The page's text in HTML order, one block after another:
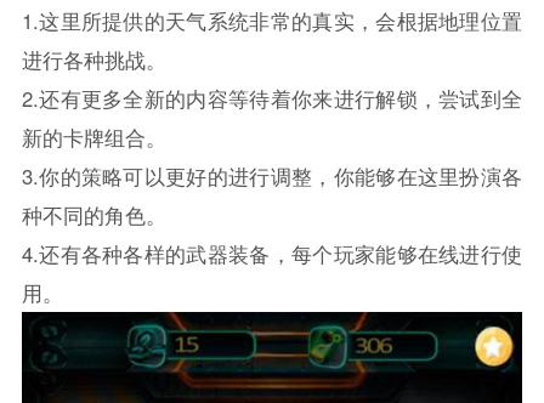
1.这里所提供的天气系统非常的真实，会根据地理位置
进行各种挑战。
2.还有更多全新的内容等待着你来进行解锁，尝试到全
新的卡牌组合。
3.你的策略可以更好的进行调整，你能够在这里扮演各
种不同的角色。
4.还有各种各样的武器装备，每个玩家能够在线进行使
用。